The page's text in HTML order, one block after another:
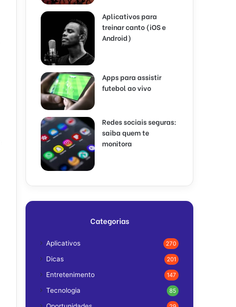
Aplicativos para
treinar canto (iOS e
Android)
Apps para assistir
futebol ao vivo
Redes sociais seguras:
saiba quem te
monitora
Categorias
Aplicativos 270
Dicas 201
Entretenimento 147
Tecnologia 85